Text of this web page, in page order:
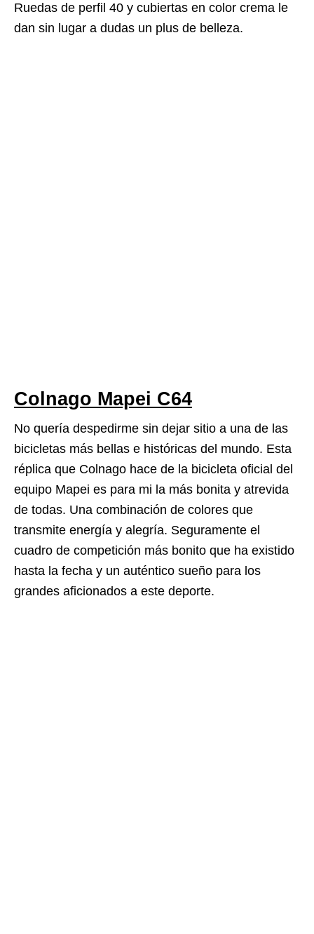
Ruedas de perfil 40 y cubiertas en color crema le
dan sin lugar a dudas un plus de belleza.
Colnago Mapei C64
No quería despedirme sin dejar sitio a una de las
bicicletas más bellas e históricas del mundo. Esta
réplica que Colnago hace de la bicicleta oficial del
equipo Mapei es para mi la más bonita y atrevida
de todas. Una combinación de colores que
transmite energía y alegría. Seguramente el
cuadro de competición más bonito que ha existido
hasta la fecha y un auténtico sueño para los
grandes aficionados a este deporte.